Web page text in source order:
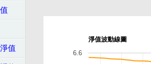
值
淨值波動線圖
6.6